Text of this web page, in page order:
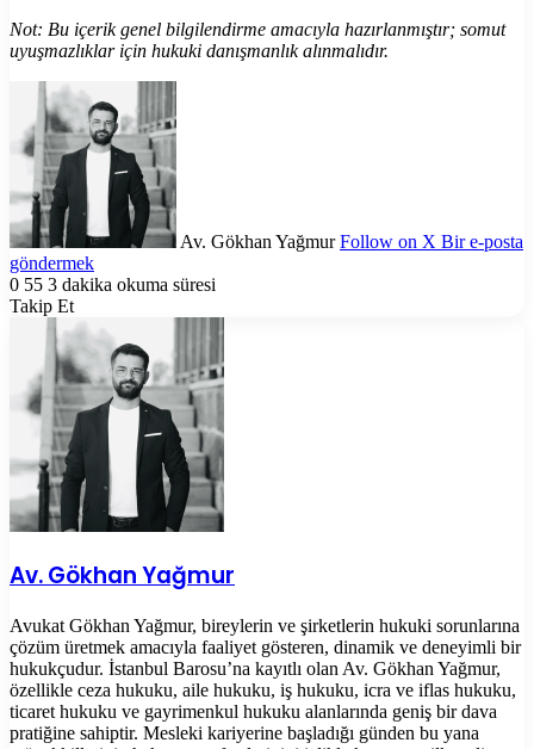
Not: Bu içerik genel bilgilendirme amacıyla hazırlanmıştır; somut
uyuşmazlıklar için hukuki danışmanlık alınmalıdır.
Av. Gökhan Yağmur Follow on X Bir e-posta
göndermek
0 55 3 dakika okuma süresi
Takip Et
Av. Gökhan Yağmur
Avukat Gökhan Yağmur, bireylerin ve şirketlerin hukuki sorunlarına
çözüm üretmek amacıyla faaliyet gösteren, dinamik ve deneyimli bir
hukukçudur. İstanbul Barosu’na kayıtlı olan Av. Gökhan Yağmur,
özellikle ceza hukuku, aile hukuku, iş hukuku, icra ve iflas hukuku,
ticaret hukuku ve gayrimenkul hukuku alanlarında geniş bir dava
pratiğine sahiptir. Mesleki kariyerine başladığı günden bu yana